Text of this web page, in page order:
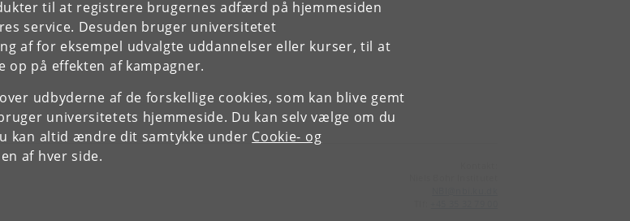
til at registrere brugernes adfærd på hjemmesiden
service. Desuden bruger universitetet
af for eksempel udvalgte uddannelser eller kurser, til at
på effekten af kampagner.
udbyderne af de forskellige cookies, som kan blive gemt
universitetets hjemmeside. Du kan selv vælge om du
kan altid ændre dit samtykke under Cookie- og
af hver side.